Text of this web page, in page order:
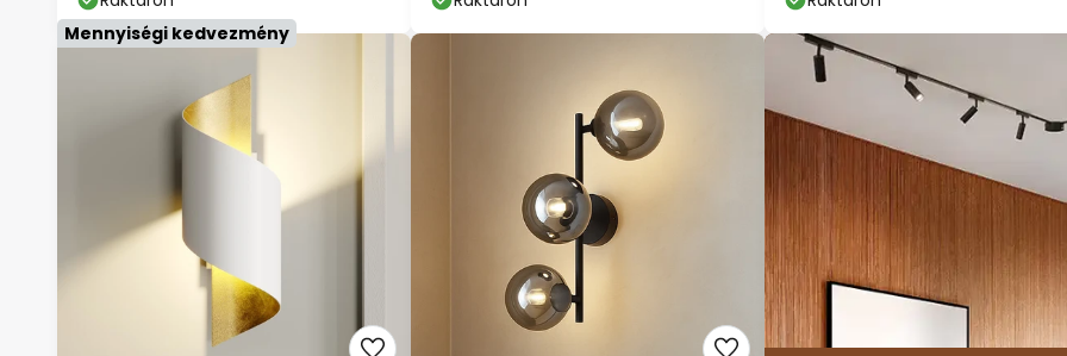
Mennyiségi kedvezmény
Spórolj most
*Mentes gyartok